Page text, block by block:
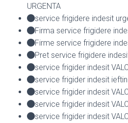
URGENTA
service frigidere indesit
Firma service frigidere
Firme service frigidere
Pret service frigidere
service frigider indesit
service frigider indesit ieftin
service frigider indesit
service frigider indesit
service frigider indesit